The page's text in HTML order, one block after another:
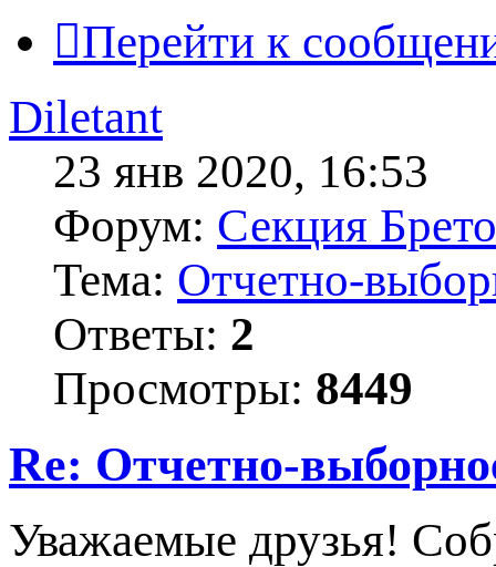
Перейти к
Diletant
23 янв 2020, 16:53
Форум: Секция
Тема: Отчетно-
Ответы: 2
Просмотры: 8449
Re: Отчетно-
Уважаемые друзья!